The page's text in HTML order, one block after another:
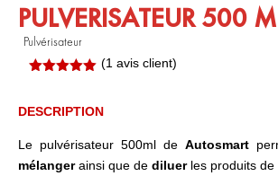
PULVERISATEUR 500
Pulvérisateur
basé sur
(1 avis client)
DESCRIPTION
Le pulvérisateur 500ml deAutosmart
mélangerainsi que de diluer les produits de